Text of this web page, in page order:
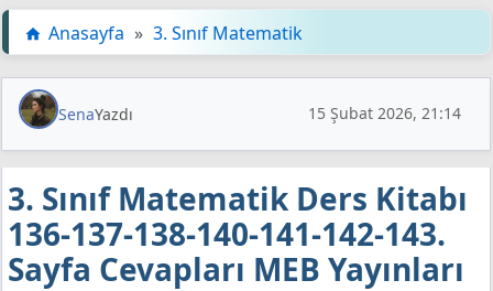
Anasayfa » 3. Sınıf Matematik
SenaYazdı 15 Şubat 2026, 21:14
3. Sınıf Matematik Ders Kitabı
136-137-138-140-141-142-143.
Sayfa Cevapları MEB Yayınları